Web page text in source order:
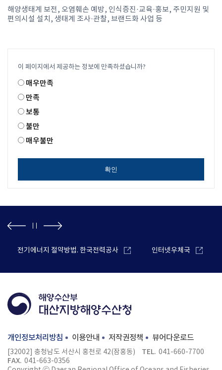
해양생태계 보전, 오염훼손 예방, 인식증진·교육·홍보, 주민지원 및
편의시설 설치, 생태계 조사·관찰, 브랜드화 사업 등
이 페이지에서 제공하는 정보에 만족하셨습니까?
매우만족
만족
보통
불만
매우불만
확인
전기에너지 절약방법. 한국전력공사 인터넷우체국
개인정보처리방침 이용안내 저작권정책 뷰어다운로드
[32002] 충청남도 서산시 홍천로 42(잠홍동) TEL. 041-660-7700
FAX. 041-663-0356